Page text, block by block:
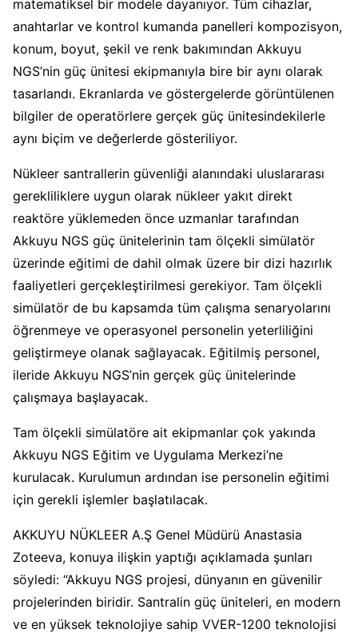
matematiksel bir modele dayanıyor. Tüm cihazlar,
anahtarlar ve kontrol kumanda panelleri kompozisyon,
konum, boyut, şekil ve renk bakımından Akkuyu
NGS’nin güç ünitesi ekipmanıyla bire bir aynı olarak
tasarlandı. Ekranlarda ve göstergelerde görüntülenen
bilgiler de operatörlere gerçek güç ünitesindekilerle
aynı biçim ve değerlerde gösteriliyor.
Nükleer santrallerin güvenliği alanındaki uluslararası
gerekliliklere uygun olarak nükleer yakıt direkt
reaktöre yüklemeden önce uzmanlar tarafından
Akkuyu NGS güç ünitelerinin tam ölçekli simülatör
üzerinde eğitimi de dahil olmak üzere bir dizi hazırlık
faaliyetleri gerçekleştirilmesi gerekiyor. Tam ölçekli
simülatör de bu kapsamda tüm çalışma senaryolarını
öğrenmeye ve operasyonel personelin yeterliliğini
geliştirmeye olanak sağlayacak. Eğitilmiş personel,
ileride Akkuyu NGS’nin gerçek güç ünitelerinde
çalışmaya başlayacak.
Tam ölçekli simülatöre ait ekipmanlar çok yakında
Akkuyu NGS Eğitim ve Uygulama Merkezi’ne
kurulacak. Kurulumun ardından ise personelin eğitimi
için gerekli işlemler başlatılacak.
AKKUYU NÜKLEER A.Ş Genel Müdürü Anastasia
Zoteeva, konuya ilişkin yaptığı açıklamada şunları
söyledi: “Akkuyu NGS projesi, dünyanın en güvenilir
projelerinden biridir. Santralin güç üniteleri, en modern
ve en yüksek teknolojiye sahip VVER-1200 teknolojisi